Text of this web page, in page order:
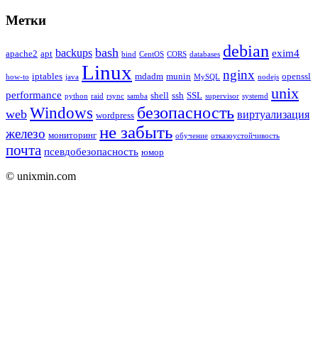
Метки
apache2 apt backups bash bind CentOS CORS databases debian exim4
how-to iptables java Linux mdadm munin MySQL nginx nodejs openssl
performance python raid rsync samba shell ssh SSL supervisor systemd unix
web Windows wordpress безопасность виртуализация
железо мониторинг не забыть обучение отказоустойчивость
почта псевдобезопасность юмор
© unixmin.com